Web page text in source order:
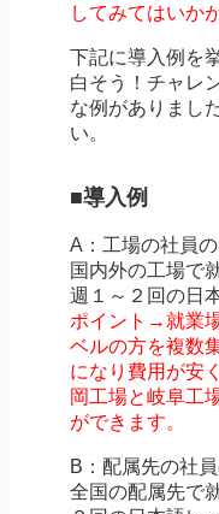
してみてはいか
下記に導入例を
白そう！チャレ
な例がありまし
い。
■導入例
A：工場の社員
国内外の工場で
週１～２回の日
ポイント→就業
ベルの方を複数
になり費用が安
岡工場と岐阜工
ができます。
B：配属先の社
全国の配属先で